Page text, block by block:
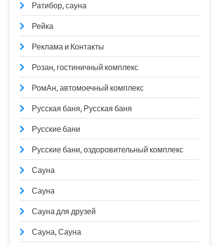
Ратибор, сауна
Рейка
Реклама и Контакты
Розан, гостиничный комплекс
РомАн, автомоечный комплекс
Русская баня, Русская баня
Русские бани
Русские бани, оздоровительный комплекс
Сауна
Сауна
Сауна для друзей
Сауна, Сауна